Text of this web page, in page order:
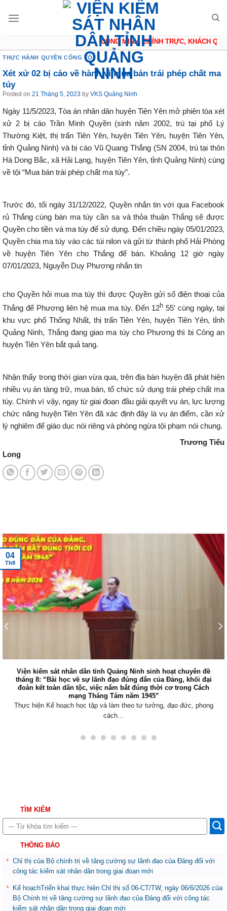
CÔNG MINH, CHÍNH TRỰC, KHÁCH
THỰC HÀNH QUYỀN CÔNG TỐ
Xét xử 02 bị cáo về hành vi mua bán trái phép chất ma
túy
Posted on 21 Tháng 5, 2023 by VKS Quảng Ninh
Ngày 11/5/2023, Tòa án nhân dân huyện Tiên Yên mở phiên tòa xét
xử 2 bị cáo Trần Minh Quyền (sinh năm 2002, trú tại phố Lý
Thường Kiệt, thị trấn Tiên Yên, huyện Tiên Yên, huyện Tiên Yên,
tỉnh Quảng Ninh) và bị cáo Vũ Quang Thắng (SN 2004, trú tại thôn
Hà Dong Bắc, xã Hải Lạng, huyện Tiên Yên, tỉnh Quảng Ninh) cùng
về tội “Mua bán trái phép chất ma túy”.
Trước đó, tối ngày 31/12/2022, Quyền nhắn tin với qua Facebook
rủ Thắng cùng bán ma túy cần sa và thỏa thuận Thắng sẽ được
Quyền cho tiền và ma túy để sử dụng. Đến chiều ngày 05/01/2023,
Quyền chia ma túy vào các túi nilon và gửi từ thành phố Hải Phòng
về huyện Tiên Yên cho Thắng để bán. Khoảng 12 giờ ngày
07/01/2023, Nguyễn Duy Phương nhắn tin
cho Quyền hỏi mua ma túy thì được Quyền gửi số điện thoại của
Thắng để Phương liên hệ mua ma túy. Đến 12h 55′ cùng ngày, tại
khu vực phố Thống Nhất, thị trấn Tiên Yên, huyện Tiên Yên, tỉnh
Quảng Ninh, Thắng đang giao ma túy cho Phương thì bị Công an
huyện Tiên Yên bắt quả tang.
Nhận thấy trong thời gian vừa qua, trên địa bàn huyện đã phát hiện
nhiều vụ án tàng trữ, mua bán, tổ chức sử dụng trái phép chất ma
túy. Chính vì vậy, ngay từ giai đoạn đầu giải quyết vụ án, lực lượng
chức năng huyện Tiên Yên đã xác định đây là vụ án điểm, cần xử
lý nghiêm để giáo dục nói riêng và phòng ngừa tội phạm nói chung.
Trương Tiểu
Long
Viện kiểm sát nhân dân tỉnh Quảng Ninh sinh hoạt chuyên đề
tháng 8: “Bài học về sự lãnh đạo đúng đắn của Đảng, khối đại
đoàn kết toàn dân tộc, việc nắm bắt đúng thời cơ trong Cách
mạng Tháng Tám năm 1945”
Thực hiện Kế hoạch học tập và làm theo tư tưởng, đạo đức, phong
cách...
04
Th8
TÌM KIẾM
THÔNG BÁO
Chỉ thị của Bộ chính trị về tăng cường sự lãnh đạo của Đảng đối với
công tác kiểm sát nhân dân trong giai đoạn mới
Kế hoạchTriển khai thực hiện Chỉ thị số 06-CT/TW, ngày 06/6/2026 của
Bộ Chính trị về tăng cường sự lãnh đạo của Đảng đối với công tác
kiểm sát nhân dân trong giai đoạn mới